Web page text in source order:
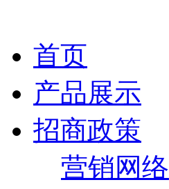
首页
产品展示
招商政策
营销网络